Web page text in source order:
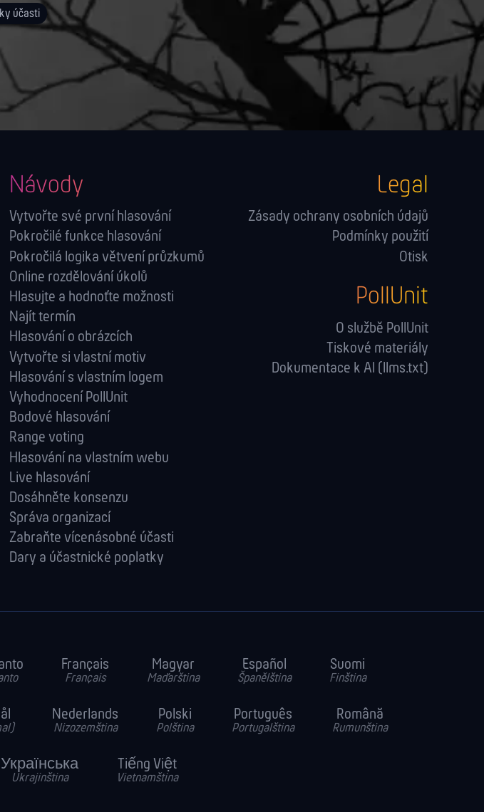
účasti
Návody
Vytvořte své první hlasování
Pokročilé funkce hlasování
Pokročilá logika větvení průzkumů
Online rozdělování úkolů
Hlasujte a hodnoťte možnosti
Najít termín
Hlasování o obrázcích
Vytvořte si vlastní motiv
Hlasování s vlastním logem
Vyhodnocení PollUnit
Bodové hlasování
Range voting
Hlasování na vlastním webu
Live hlasování
Dosáhněte konsenzu
Správa orga­nizací
Zabraňte vícenásobné účasti
Dary a účastnické poplatky
Legal
Zásady ochrany osobních údajů
Podmínky použití
Otisk
PollUnit
O službě PollUnit
Tiskové materiály
Dokumentace k AI (llms.txt)
Français
Français
Magyar
Maďarština
Español
Španělština
Suomi
Finština
Nederlands
Nizozemština
Polski
Polština
Português
Portugalština
Română
Rumunština
Українська
Ukrajinština
Tiếng Việt
Vietnamština